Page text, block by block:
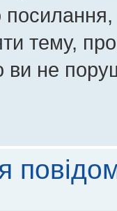
тему,
ви не